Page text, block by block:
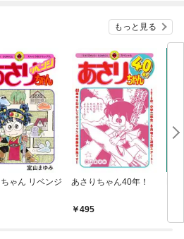
もっと見る
ゃん リベンジ あさりちゃん40年！
495